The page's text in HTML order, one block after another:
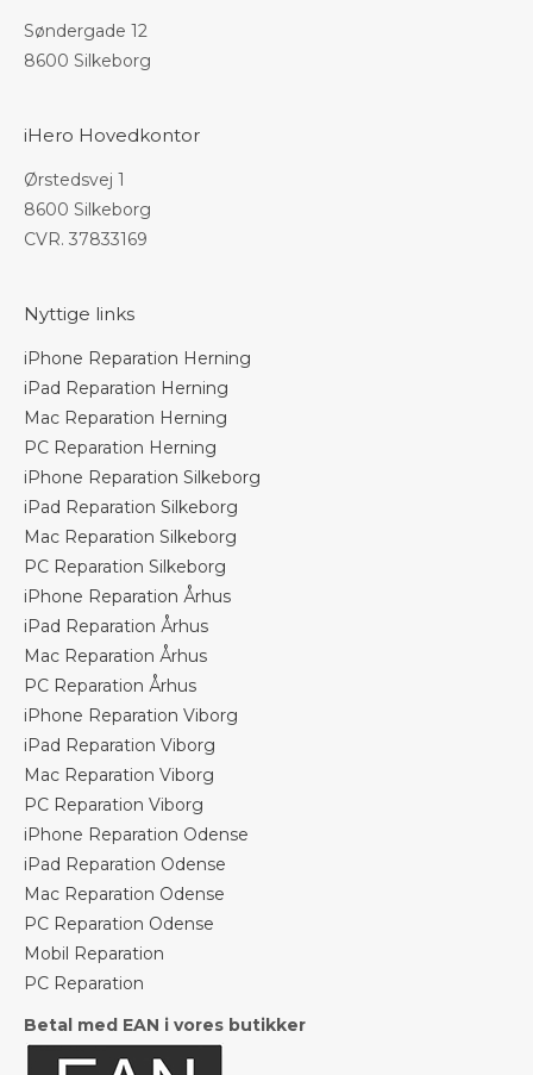
Søndergade 12
8600 Silkeborg
iHero Hovedkontor
Ørstedsvej 1
8600 Silkeborg
CVR. 37833169
Nyttige links
iPhone Reparation Herning
iPad Reparation Herning
Mac Reparation Herning
PC Reparation Herning
iPhone Reparation Silkeborg
iPad Reparation Silkeborg
Mac Reparation Silkeborg
PC Reparation Silkeborg
iPhone Reparation Århus
iPad Reparation Århus
Mac Reparation Århus
PC Reparation Århus
iPhone Reparation Viborg
iPad Reparation Viborg
Mac Reparation Viborg
PC Reparation Viborg
iPhone Reparation Odense
iPad Reparation Odense
Mac Reparation Odense
PC Reparation Odense
Mobil Reparation
PC Reparation
Betal med EAN i vores butikker